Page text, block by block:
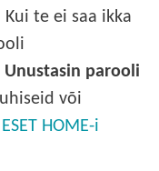
te ei saa ikka
Unustasin parooli
või
HOME-i